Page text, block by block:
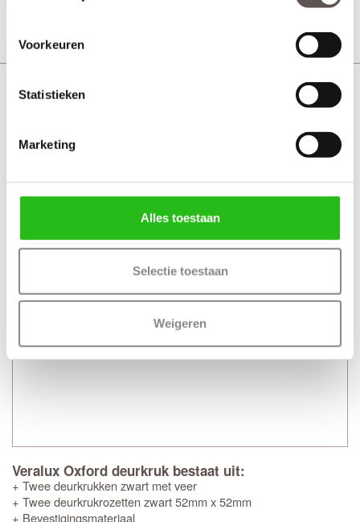
Voorkeuren
Statistieken
Marketing
Alles toestaan
Selectie toestaan
Weigeren
Veralux Oxford deurkruk vierkant zwart
Veralux Oxford deurkruk bestaat uit:
+ Twee deurkrukken zwart met veer
+ Twee deurkrukrozetten zwart 52mm x 52mm
+ Bevestigingsmateriaal